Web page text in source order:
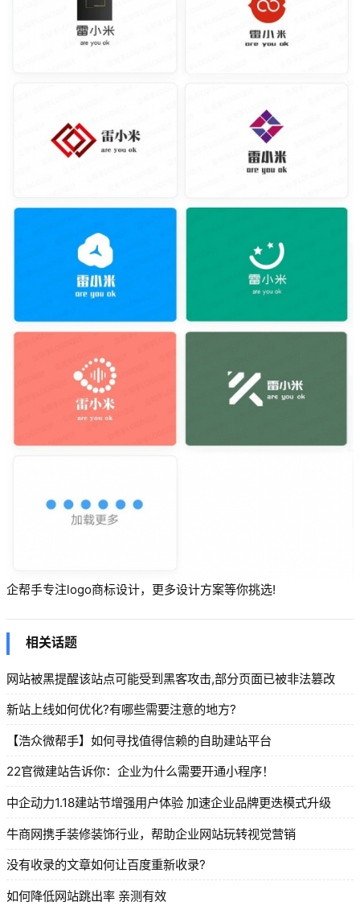
企帮手专注logo商标设计，更多设计方案等你挑选!
相关话题
网站被黑提醒该站点可能受到黑客攻击,部分页面已被非法篡改
新站上线如何优化?有哪些需要注意的地方?
【浩众微帮手】如何寻找值得信赖的自助建站平台
22官微建站告诉你：企业为什么需要开通小程序！
中企动力1.18建站节增强用户体验 加速企业品牌更迭模式升级
牛商网携手装修装饰行业，帮助企业网站玩转视觉营销
没有收录的文章如何让百度重新收录?
如何降低网站跳出率 亲测有效